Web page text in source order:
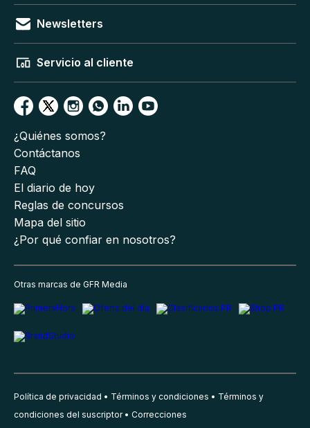
Newsletters
Servicio al cliente
¿Quiénes somos?
Contáctanos
FAQ
El diario de hoy
Reglas de concursos
Mapa del sitio
¿Por qué confiar en nosotros?
Otras marcas de GFR Media
Política de privacidad Términos y condiciones
Términos y
condiciones del suscriptor
Correcciones